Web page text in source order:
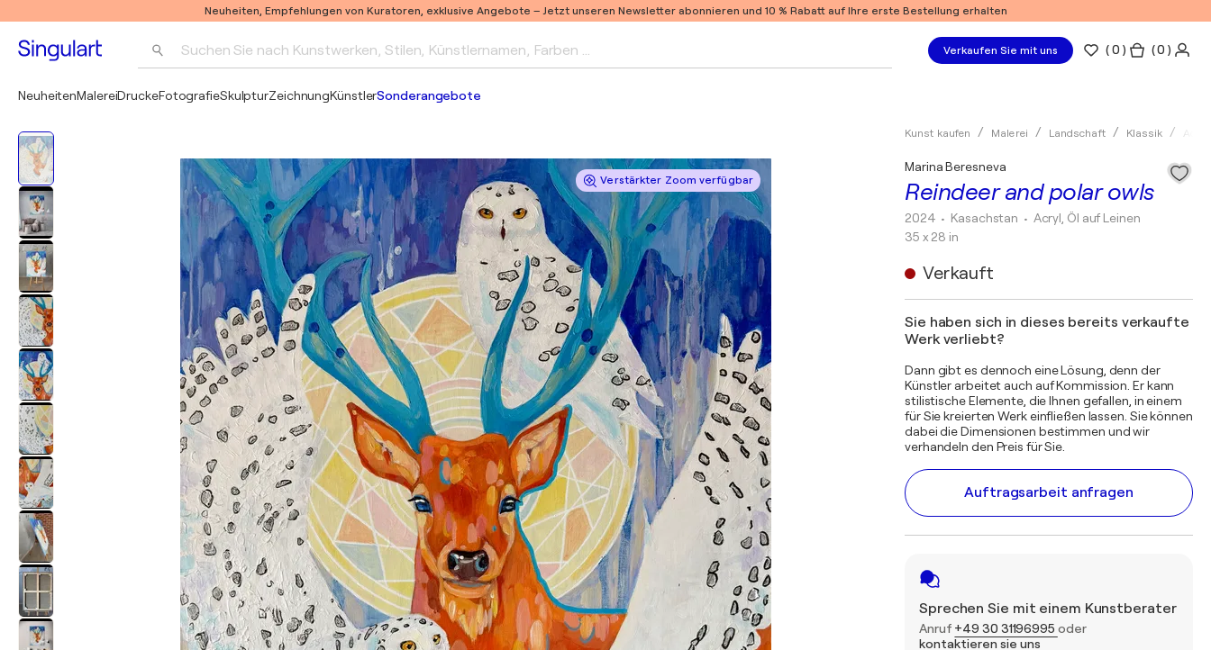
Neuheiten, Empfehlungen von Kuratoren, exklusive Angebote – Jetzt unseren Newsletter abonnieren und 10 % Rabatt auf Ihre erste Bestellung erhalten
Suchen Sie nach Kunstwerken, Stilen, Künstlernamen, Farben … Verkaufen Sie mit uns (0 ) ( 0 )
NeuheitenMalereiDruckeFotografieSkulpturZeichnungKünstlerSonderangebote
Verstärkter Zoom verfügbar
Kunst kaufen Malerei Landschaft Klassik Acryl
Reindeer and polar owls
Marina Beresneva
2024 • Kasachstan • Acryl, Öl auf Leinen
35 x 28 in
Verkauft
Sie haben sich in dieses bereits verkaufte
Werk verliebt?
Dann gibt es dennoch eine Lösung, denn der
Künstler arbeitet auch auf Kommission. Er kann
stilistische Elemente, die Ihnen gefallen, in einem
für Sie kreierten Werk einfließen lassen. Sie können
dabei die Dimensionen bestimmen und wir
verhandeln den Preis für Sie.
Auftragsarbeit anfragen
Sprechen Sie mit einem Kunstberater
Anruf +49 30 31196995 oder
kontaktieren sie uns